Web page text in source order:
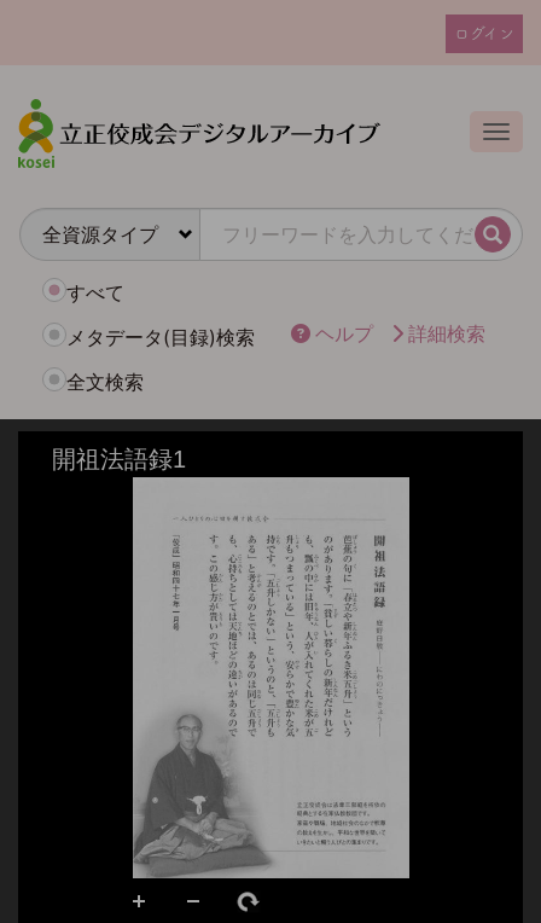
ン
テ
ン
ユ
カ
ウ
ト
ュ
ログイン
検索
すべて
メタデータ(目録)検索
全文検索
ヘルプ 詳細検索